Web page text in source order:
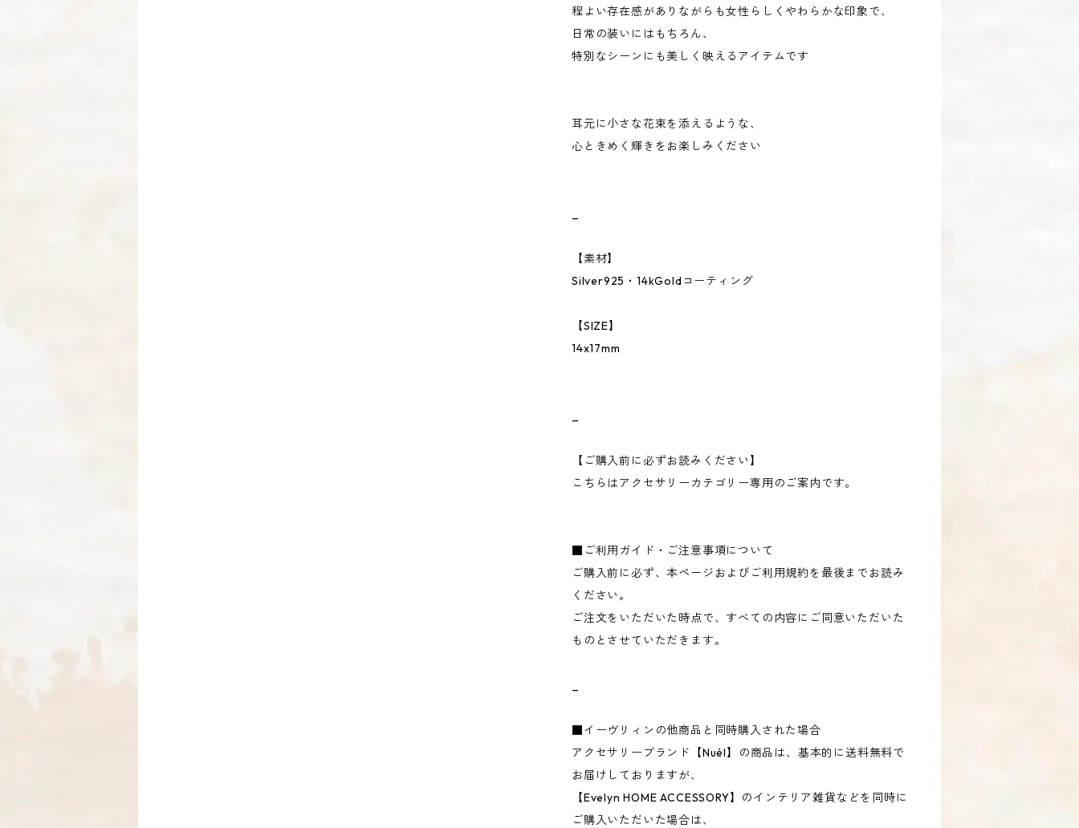
程よい存在感がありながらも女性らしくやわらかな印象で、
日常の装いにはもちろん、
特別なシーンにも美しく映えるアイテムです
耳元に小さな花束を添えるような、
心ときめく輝きをお楽しみください
【素材】
Silver925・14kGoldコーティング
【SIZE】
14x17mm
【ご購入前に必ずお読みください】
こちらはアクセサリーカテゴリー専用のご案内です。
■ご利用ガイド・ご注意事項について
ご購入前に必ず、本ページおよびご利用規約を最後までお読み
ください。
ご注文をいただいた時点で、すべての内容にご同意いただいた
ものとさせていただきます。
■イーヴリィンの他商品と同時購入された場合
アクセサリーブランド【Nuél】の商品は、基本的に送料無料で
お届けしておりますが、
【Evelyn HOME ACCESSORY】のインテリア雑貨などを同時に
ご購入いただいた場合は、